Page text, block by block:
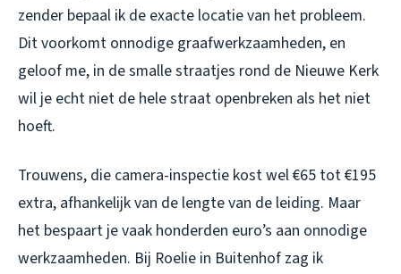
zender bepaal ik de exacte locatie van het probleem.
Dit voorkomt onnodige graafwerkzaamheden, en
geloof me, in de smalle straatjes rond de Nieuwe Kerk
wil je echt niet de hele straat openbreken als het niet
hoeft.
Trouwens, die camera-inspectie kost wel €65 tot €195
extra, afhankelijk van de lengte van de leiding. Maar
het bespaart je vaak honderden euro’s aan onnodige
werkzaamheden. Bij Roelie in Buitenhof zag ik